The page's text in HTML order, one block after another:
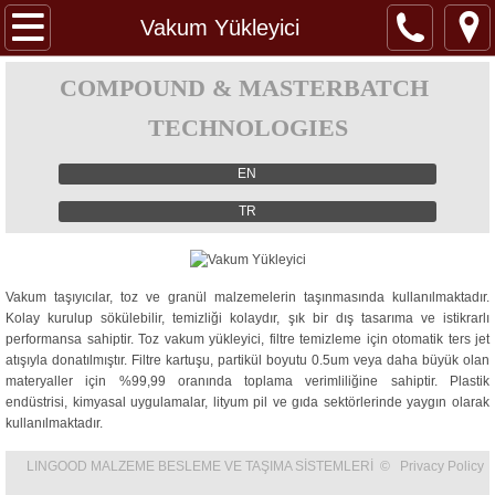
Vakum Yükleyici
ANA SAYFA
HAKKIMIZDA
Gravimetrik Besleme (Model H)
Gravimetrik Besleme (Model R)
Mikro Gravimetrik Besleme
Üç Sensörlü Gravimetrik Besleme
Sıvı Gravimetrik Besleme
Titreşimli Gravimetrik Besleme
COMPOUND & MASTERBATCH
TECHNOLOGIES
EN
TR
Vakum taşıyıcılar, toz ve granül malzemelerin taşınmasında kullanılmaktadır.
Kolay kurulup sökülebilir, temizliği kolaydır, şık bir dış tasarıma ve istikrarlı
performansa sahiptir. Toz vakum yükleyici, filtre temizleme için otomatik ters jet
atışıyla donatılmıştır. Filtre kartuşu, partikül boyutu 0.5um veya daha büyük olan
materyaller için %99,99 oranında toplama verimliliğine sahiptir. Plastik
endüstrisi, kimyasal uygulamalar, lityum pil ve gıda sektörlerinde yaygın olarak
kullanılmaktadır.
LINGOOD MALZEME BESLEME VE TAŞIMA SİSTEMLERİ © Privacy Policy